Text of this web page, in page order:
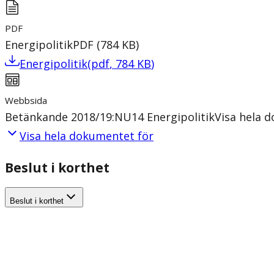
PDF
EnergipolitikPDF (784 KB)
Energipolitik(pdf, 784 KB)
Webbsida
Betänkande 2018/19:NU14 EnergipolitikVisa hela
Visa hela dokumentet för
Beslut i korthet
Beslut i korthet